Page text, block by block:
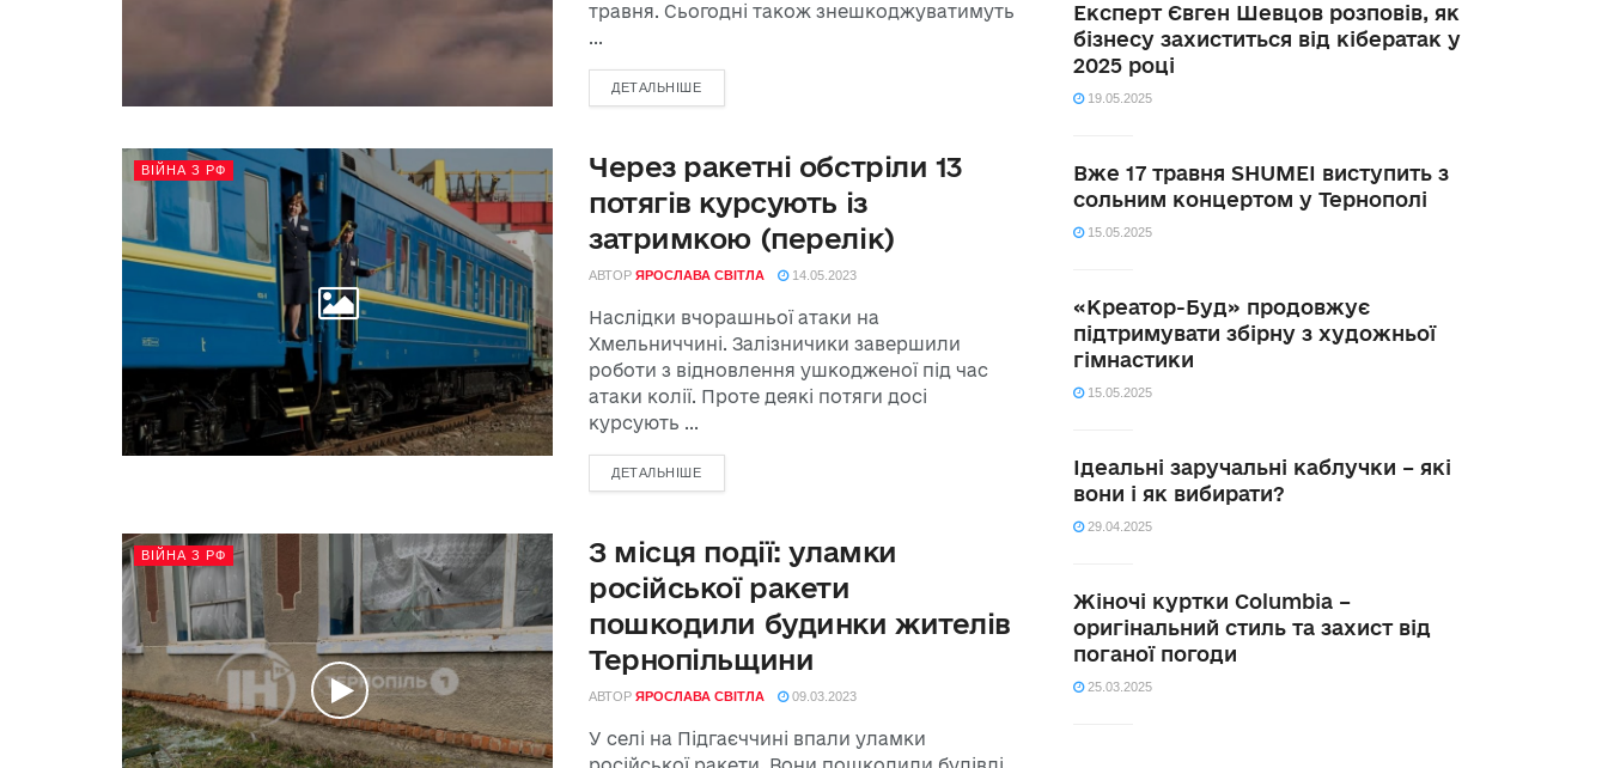
травня. Сьогодні також знешкоджуватимуть
...
ДЕТАЛЬНІШЕ
ВІЙНА З РФ
Через ракетні обстріли 13
потягів курсують із
затримкою (перелік)
АВТОР ЯРОСЛАВА СВІТЛА 14.05.2023
Наслідки вчорашньої атаки на
Хмельниччині. Залізничики завершили
роботи з відновлення ушкодженої під час
атаки колії. Проте деякі потяги досі
курсують ...
ДЕТАЛЬНІШЕ
ВІЙНА З РФ
З місця події: уламки
російської ракети
пошкодили будинки жителів
Тернопільщини
АВТОР ЯРОСЛАВА СВІТЛА 09.03.2023
У селі на Підгаєччині впали уламки
Експерт Євген Шевцов розповів, як
бізнесу захиститься від кібератак у
2025 році
19.05.2025
Вже 17 травня SHUMEI виступить з
сольним концертом у Тернополі
15.05.2025
«Креатор-Буд» продовжує
підтримувати збірну з художньої
гімнастики
15.05.2025
Ідеальні заручальні каблучки – які
вони і як вибирати?
29.04.2025
Жіночі куртки Columbia –
оригінальний стиль та захист від
поганої погоди
25.03.2025